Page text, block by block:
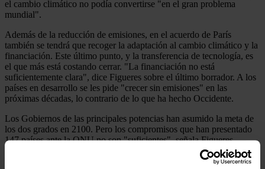
el cambio climático no podía convertirse "en el gran problema
mundial".
Además de la reducción de emisiones, en el acuerdo de París
también se tendrá que recoger la adaptación al cambio climático y la
financiación. Este último punto, y la transferencia de tecnología, es
el que más está costando cerrar. "La financiación no está
suficientemente clara", dice Figueres sobre el último borrador. A los
países en desarrollo se les pide "crecer sin emisiones" en las
próximas décadas, lo contrario de lo que ha hecho Occidente.
Los Gobiernos de las principales potencias han asumido la meta de
los dos grados en 2100. Pero los compromisos que han presentado
147 países ante la ONU no son "suficientes", señala Figueres.
Asume así la estimación de la Agencia Internacional de la Energía,
que ha situado en 2,7 grados el incremento de la temperatura media.